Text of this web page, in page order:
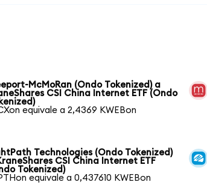
McMoRan (Ondo Tokenized) a
CSI China Internet ETF (Ondo
equivale a 2,4369 KWEBon
Technologies (Ondo Tokenized)
CSI China Internet ETF
Tokenized)
equivale a 0,437610 KWEBon